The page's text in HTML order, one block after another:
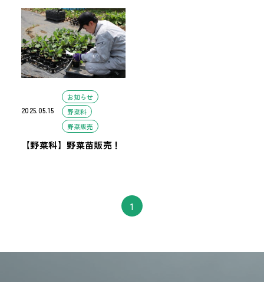
2025.05.15
お知らせ
野菜科
野菜販売
【野菜科】野菜苗販売！
1